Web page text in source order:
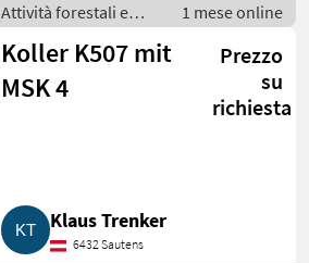
Attività forestali e
lavorazione del legno
/ Impianti a fune per
esbosco
1 mese online
Koller K507 mit
MSK 4
Prezzo
su
richiesta
Klaus Trenker
6432 Sautens